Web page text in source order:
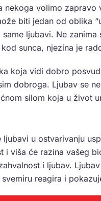
nekoga volimo
biti jedan od oblika
ljubavi. Ne
sunca, njezina je
koja vidi dobro
dobroga. Ljubav se
silom koja u život
ljubavi u ostvarivanju
i viša će razina vašeg
i ljubav.
reagira i